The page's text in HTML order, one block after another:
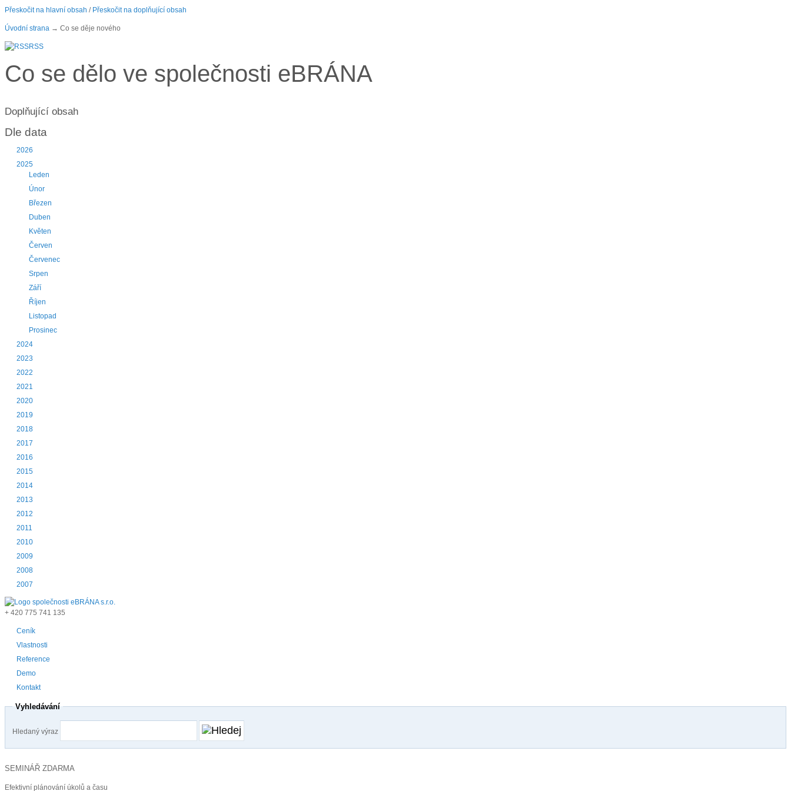
Přeskočit na hlavní obsah / Přeskočit na doplňující obsah
Úvodní strana → Co se děje nového
RSS
Co se dělo ve společnosti eBRÁNA
Doplňující obsah
Dle data
2026
2025
Leden
Únor
Březen
Duben
Květen
Červen
Červenec
Srpen
Září
Říjen
Listopad
Prosinec
2024
2023
2022
2021
2020
2019
2018
2017
2016
2015
2014
2013
2012
2011
2010
2009
2008
2007
+ 420 775 741 135
Ceník
Vlastnosti
Reference
Demo
Kontakt
Vyhledávání
Hledaný výraz
SEMINÁŘ ZDARMA
Efektivní plánování úkolů a času